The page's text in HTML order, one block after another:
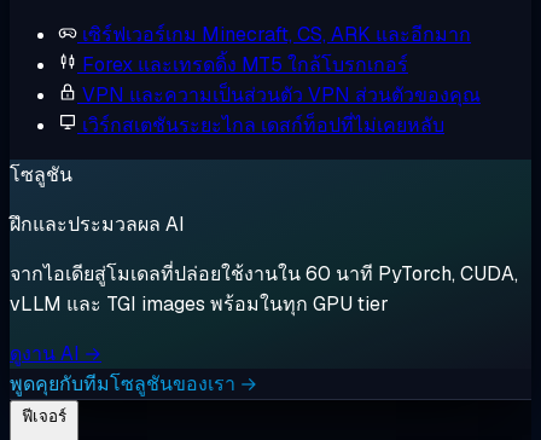
เซิร์ฟเวอร์เกม Minecraft, CS, ARK และอีกมาก
Forex และเทรดดิ้ง MT5 ใกล้โบรกเกอร์
VPN และความเป็นส่วนตัว VPN ส่วนตัวของคุณ
เวิร์กสเตชันระยะไกล เดสก์ท็อปที่ไม่เคยหลับ
โซลูชัน
ฝึกและประมวลผล AI
จากไอเดียสู่โมเดลที่ปล่อยใช้งานใน 60 นาที PyTorch, CUDA,
vLLM และ TGI images พร้อมในทุก GPU tier
ดูงาน AI →
พูดคุยกับทีมโซลูชันของเรา →